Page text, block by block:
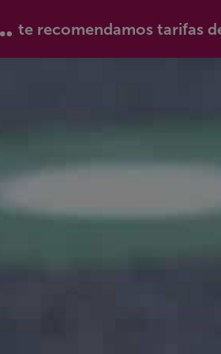
te recomendamos tarifas